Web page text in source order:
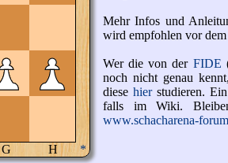
G H *
Mehr Infos und
wird empfohlen vor dem
Wer die von der FIDE
noch nicht genau
diesehierstudieren. Ein
falls im Wiki.
www.schacharena-